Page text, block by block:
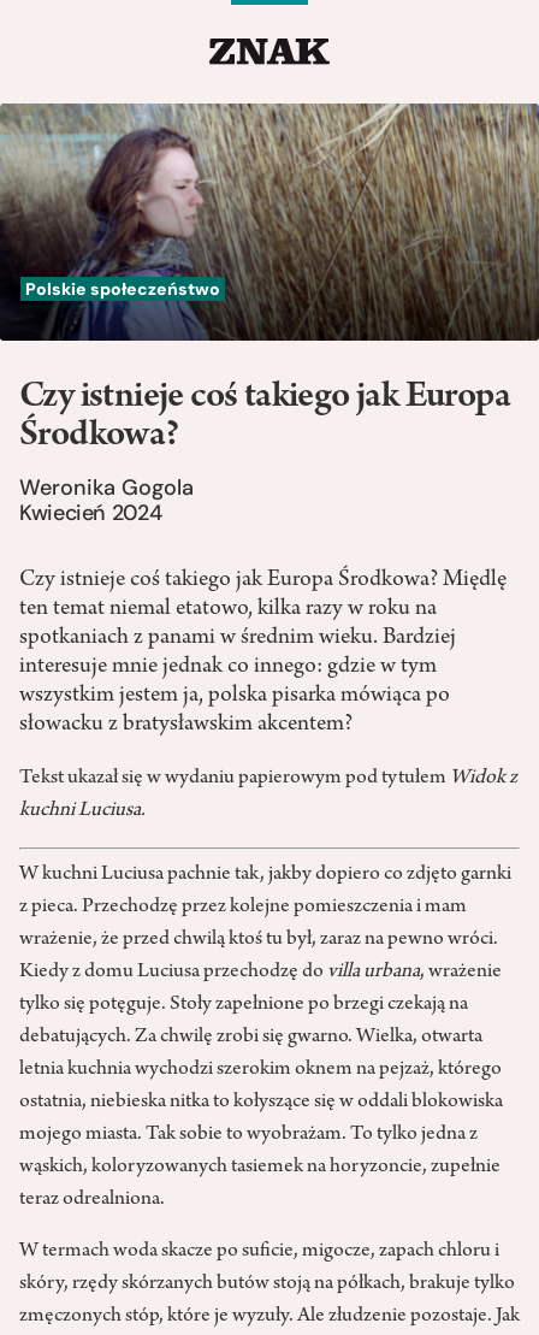
Polskie społeczeństwo
Czy istnieje coś takiego jak Europa
Środkowa?
Weronika Gogola
Kwiecień 2024
Czy istnieje coś takiego jak Europa Środkowa? Międlę
ten temat niemal etatowo, kilka razy w roku na
spotkaniach z panami w średnim wieku. Bardziej
interesuje mnie jednak co innego: gdzie w tym
wszystkim jestem ja, polska pisarka mówiąca po
słowacku z bratysławskim akcentem?
Tekst ukazał się w wydaniu papierowym pod tytułem Widok z
kuchni Luciusa.
W kuchni Luciusa pachnie tak, jakby dopiero co zdjęto garnki
z pieca. Przechodzę przez kolejne pomieszczenia i mam
wrażenie, że przed chwilą ktoś tu był, zaraz na pewno wróci.
Kiedy z domu Luciusa przechodzę do villa urbana, wrażenie
tylko się potęguje. Stoły zapełnione po brzegi czekają na
debatujących. Za chwilę zrobi się gwarno. Wielka, otwarta
letnia kuchnia wychodzi szerokim oknem na pejzaż, którego
ostatnia, niebieska nitka to kołyszące się w oddali blokowiska
mojego miasta. Tak sobie to wyobrażam. To tylko jedna z
wąskich, koloryzowanych tasiemek na horyzoncie, zupełnie
teraz odrealniona.
W termach woda skacze po suficie, migocze, zapach chloru i
skóry, rzędy skórzanych butów stoją na półkach, brakuje tylko
zmęczonych stóp, które je wyzuły. Ale złudzenie pozostaje. Jak